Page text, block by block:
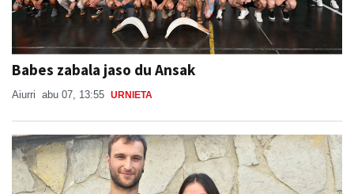
Babes zabala jaso du Ansak
Aiurri abu 07, 13:55 URNIETA